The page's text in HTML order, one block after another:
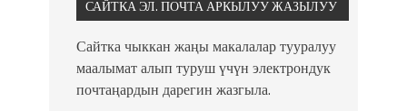
САЙТКА ЭЛ. ПОЧТА АРКЫЛУУ ЖАЗЫЛУУ
Сайтка чыккан жаңы макалалар тууралуу
маалымат алып туруш үчүн электрондук
почтаңардын дарегин жазгыла.